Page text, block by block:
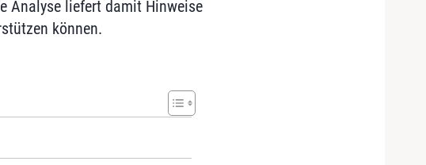
Analyse liefert damit Hinweise
können.